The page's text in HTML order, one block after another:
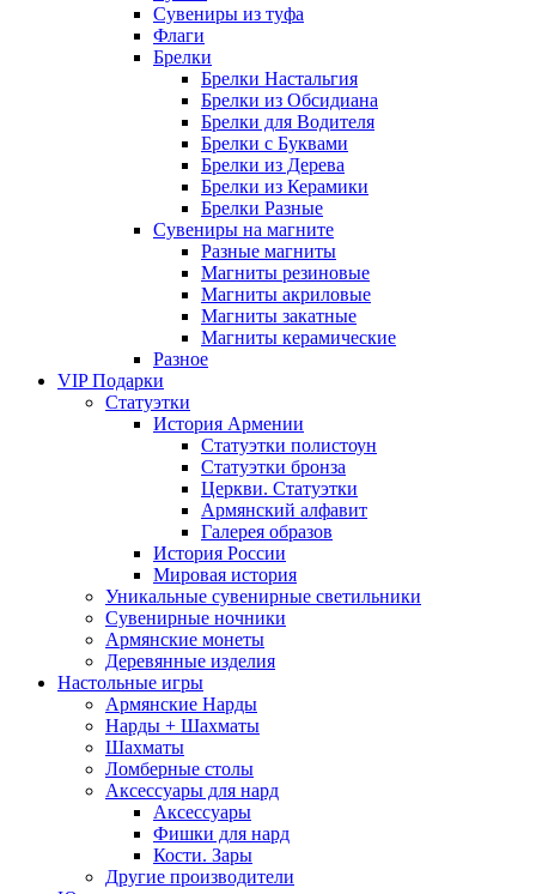
Сувениры из туфа
Флаги
Брелки
Брелки Настальгия
Брелки из Обсидиана
Брелки для Водителя
Брелки с Буквами
Брелки из Дерева
Брелки из Керамики
Брелки Разные
Сувениры на магните
Разные магниты
Магниты резиновые
Магниты акриловые
Магниты закатные
Магниты керамические
Разное
VIP Подарки
Статуэтки
История Армении
Статуэтки полистоун
Статуэтки бронза
Церкви. Статуэтки
Армянский алфавит
Галерея образов
История России
Мировая история
Уникальные сувенирные светильники
Сувенирные ночники
Армянские монеты
Деревянные изделия
Настольные игры
Армянские Нарды
Нарды + Шахматы
Шахматы
Ломберные столы
Аксессуары для нард
Аксессуары
Фишки для нард
Кости. Зары
Другие производители